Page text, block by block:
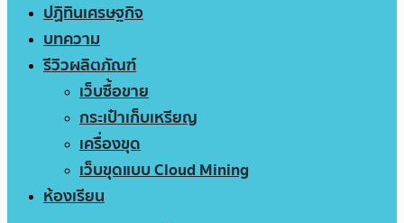
ปฏิทินเศรษฐกิจ
บทความ
รีวิวผลิตภัณฑ์
เว็บซื้อขาย
กระเป๋าเก็บเหรียญ
เครื่องขุด
เว็บขุดแบบ Cloud Mining
ห้องเรียน